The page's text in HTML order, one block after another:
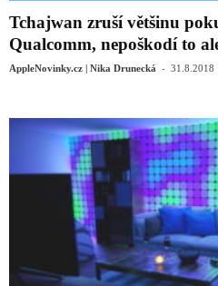
Tchajwan zruší většinu
Qualcomm, nepoškodí to
AppleNovinky.cz | Nika Drunecká - 31.8.2018